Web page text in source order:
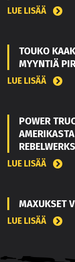
LUE LISÄÄ
TOUKO
MYYNTIÄ
LUE LISÄÄ
POWER
LUE LISÄÄ
MAXUKSET
LUE LISÄÄ